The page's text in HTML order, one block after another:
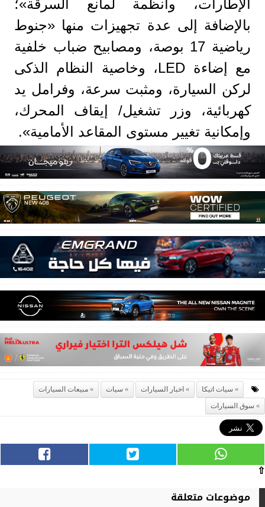
الإطارات، وأنظمة لمانع السرقة»؛
بالإضافة إلى عدة تجهيزات منها «جنوط
رياضية 17 بوصة، ومصابيح ضباب خلفية
مع إضاءة LED، وخاصية النظام الذكى
لركن السيارة، ومثبت سرعة، وفرامل يد
كهربائية، وزر تشغيل/ إيقاف المحرك،
وإمكانية تغيير مستوى المقاعد الأمامية».
سيات اتيكا اخبار السيارات سيات
مبيعات السيارات
سوق السيارات
⇧
موضوعات متعلقة